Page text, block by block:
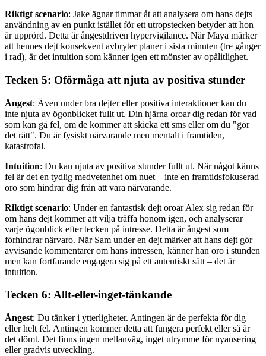
Riktigt scenario: Jake ägnar timmar åt att analysera om hans dejts
användning av en punkt istället för ett utropstecken betyder att hon
är upprörd. Detta är ångestdriven hypervigilance. När Maya märker
att hennes dejt konsekvent avbryter planer i sista minuten (tre gånger
i rad), är det intuition som känner igen ett mönster av opålitlighet.
Tecken 5: Oförmåga att njuta av positiva stunder
Ångest: Även under bra dejter eller positiva interaktioner kan du
inte njuta av ögonblicket fullt ut. Din hjärna oroar dig redan för vad
som kan gå fel, om de kommer att skicka ett sms eller om du "gör
det rätt". Du är fysiskt närvarande men mentalt i framtiden,
katastrofal.
Intuition: Du kan njuta av positiva stunder fullt ut. När något känns
fel är det en tydlig medvetenhet om nuet – inte en framtidsfokuserad
oro som hindrar dig från att vara närvarande.
Riktigt scenario: Under en fantastisk dejt oroar Alex sig redan för
om hans dejt kommer att vilja träffa honom igen, och analyserar
varje ögonblick efter tecken på intresse. Detta är ångest som
förhindrar närvaro. När Sam under en dejt märker att hans dejt gör
avvisande kommentarer om hans intressen, känner han oro i stunden
men kan fortfarande engagera sig på ett autentiskt sätt – det är
intuition.
Tecken 6: Allt-eller-inget-tänkande
Ångest: Du tänker i ytterligheter. Antingen är de perfekta för dig
eller helt fel. Antingen kommer detta att fungera perfekt eller så är
det dömt. Det finns ingen mellanväg, inget utrymme för nyansering
eller gradvis utveckling.